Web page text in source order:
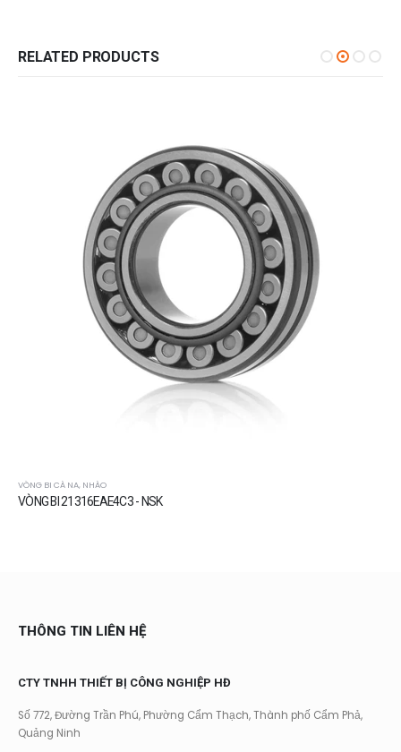
RELATED PRODUCTS
VÒNG BI CÀ NA, NHÀO
VÒNG BI 21316EAE4C3 - NSK
THÔNG TIN LIÊN HỆ
CTY TNHH THIẾT BỊ CÔNG NGHIỆP HĐ
Số 772, Đường Trần Phú, Phường Cẩm Thạch, Thành phố Cẩm Phả,
Quảng Ninh